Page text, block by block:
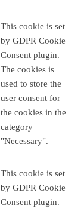
This cookie is set
by GDPR Cookie
Consent plugin.
The cookies is
used to store the
user consent for
the cookies in the
category
"Necessary".
This cookie is set
by GDPR Cookie
Consent plugin.